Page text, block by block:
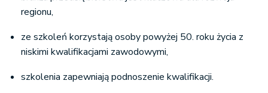
regionu,
ze szkoleń korzystają osoby powyżej 50. roku życia z
niskimi kwalifikacjami zawodowymi,
szkolenia zapewniają podnoszenie kwalifikacji.